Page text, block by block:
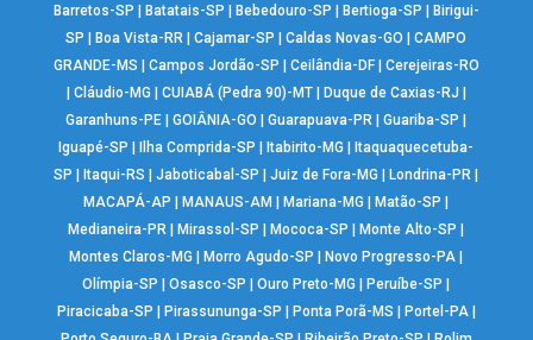
Barretos-SP | Batatais-SP | Bebedouro-SP | Bertioga-SP | Birigui-
SP |Boa Vista-RR |Cajamar-SP |Caldas Novas-GO |CAMPO
GRANDE-MS | Campos Jordão-SP | Ceilândia-DF| Cerejeiras-RO
| Cláudio-MG | CUIABÁ (Pedra 90)-MT| Duque de Caxias-RJ |
Garanhuns-PE |GOIÂNIA-GO |Guarapuava-PR |Guariba-SP |
Iguapé-SP |Ilha Comprida-SP |Itabirito-MG |Itaquaquecetuba-
SP |Itaqui-RS |Jaboticabal-SP |Juiz de Fora-MG |Londrina-PR |
MACAPÁ-AP |MANAUS-AM |Mariana-MG |Matão-SP |
Medianeira-PR |Mirassol-SP |Mococa-SP |Monte Alto-SP |
Montes Claros-MG |Morro Agudo-SP |Novo Progresso-PA |
Olímpia-SP |Osasco-SP |Ouro Preto-MG |Peruíbe-SP |
Piracicaba-SP | Pirassununga-SP | Ponta Porã-MS | Portel-PA|